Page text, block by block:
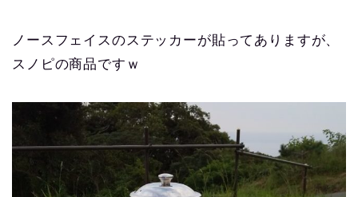
ノースフェイスのステッカーが貼ってありますが、
スノピの商品ですｗ